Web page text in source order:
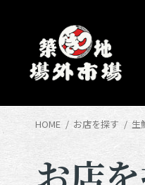
HOME お店を探す 生